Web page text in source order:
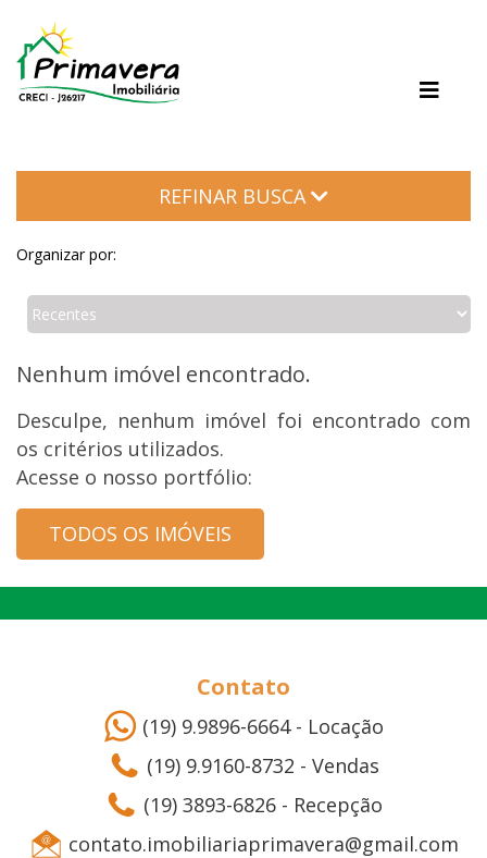
JARDIM GUARANI
Jardim Guarani
REFINAR BUSCA
Organizar por:
Nenhum imóvel encontrado.
Desculpe, nenhum imóvel foi encontrado com
os critérios utilizados.
Acesse o nosso portfólio:
TODOS OS IMÓVEIS
Contato
(19) 9.9896-6664 - Locação
(19) 9.9160-8732 - Vendas
(19) 3893-6826 - Recepção
contato.imobiliariaprimavera@gmail.com